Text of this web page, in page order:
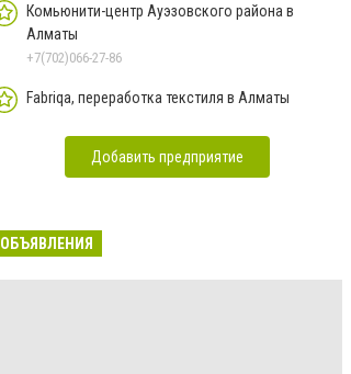
Комьюнити-центр Ауэзовского района в
Алматы
+7(702)066-27-86
Fabriqa, переработка текстиля в Алматы
Добавить предприятие
ОБЪЯВЛЕНИЯ